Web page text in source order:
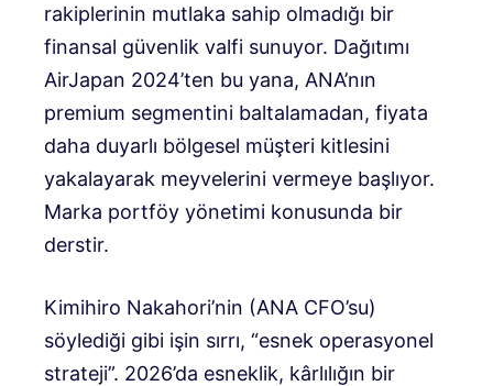
rakiplerinin mutlaka sahip olmadığı bir
finansal güvenlik valfi sunuyor. Dağıtımı
AirJapan 2024’ten bu yana, ANA’nın
premium segmentini baltalamadan, fiyata
daha duyarlı bölgesel müşteri kitlesini
yakalayarak meyvelerini vermeye başlıyor.
Marka portföy yönetimi konusunda bir
derstir.
Kimihiro Nakahori’nin (ANA CFO’su)
söylediği gibi işin sırrı, “esnek operasyonel
strateji”. 2026’da esneklik, kârlılığın bir